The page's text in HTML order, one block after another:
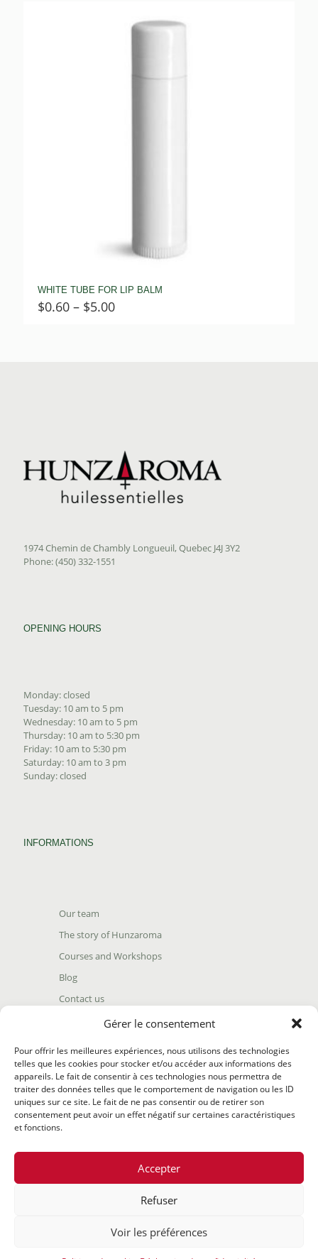
Gérer le consentement
Pour offrir les meilleures expériences, nous utilisons des technologies
telles que les cookies pour stocker et/ou accéder aux informations des
appareils. Le fait de consentir à ces technologies nous permettra de
traiter des données telles que le comportement de navigation ou les ID
uniques sur ce site. Le fait de ne pas consentir ou de retirer son
consentement peut avoir un effet négatif sur certaines caractéristiques
et fonctions.
Accepter
Refuser
Voir les préférences
$1.55
WHITE TUBE FOR LIP BALM
$0.60 – $5.00Price
1974 Chemin de Chambly Longueuil, Quebec J4J 3Y2
Phone: (450) 332-1551
OPENING HOURS
Monday: closed
Tuesday: 10 am to 5 pm
Wednesday: 10 am to 5 pm
Thursday: 10 am to 5:30 pm
Friday: 10 am to 5:30 pm
Saturday: 10 am to 3 pm
Sunday: closed
INFORMATIONS
Our team
The story of Hunzaroma
Courses and Workshops
Blog
Contact us
Find our product
Terms and conditions
Return policy
web